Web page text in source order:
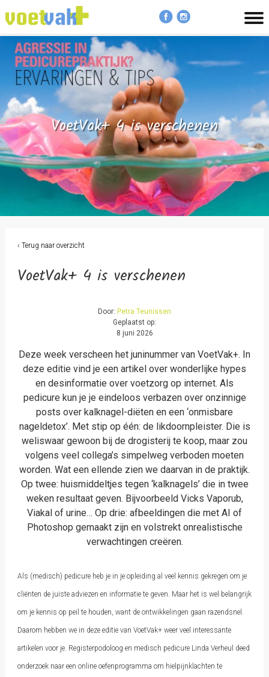
VoetVak+ 4 is verschenen
‹ Terug naar overzicht
VoetVak+ 4 is verschenen
Door: Petra Teunissen
Geplaatst op:
8 juni 2026
Deze week verscheen het juninummer van VoetVak+. In
deze editie vind je een artikel over wonderlijke hypes
en desinformatie over voetzorg op internet. Als
pedicure kun je je eindeloos verbazen over onzinnige
posts over kalknagel-diëten en een ‘onmisbare
nageldetox’. Met stip op één: de likdoornpleister. Die is
weliswaar gewoon bij de drogisterij te koop, maar zou
volgens veel collega’s simpelweg verboden moeten
worden. Wat een ellende zien we daarvan in de praktijk.
Op twee: huismiddeltjes tegen ‘kalknagels’ die in twee
weken resultaat geven. Bijvoorbeeld Vicks Vaporub,
Viakal of urine… Op drie: afbeeldingen die met AI of
Photoshop gemaakt zijn en volstrekt onrealistische
verwachtingen creëren.
Als (medisch) pedicure heb je in je opleiding al veel kennis gekregen om je
cliënten de juiste adviezen en informatie te geven. Maar het is wel belangrijk
om je kennis op peil te houden, want de ontwikkelingen gaan razendsnel.
Daarom hebben we in deze editie van VoetVak+ weer veel interessante
artikelen voor je. Registerpodoloog en medisch pedicure Linda Verheul deed
onderzoek naar een online oefenprogramma om hielpijnklachten te